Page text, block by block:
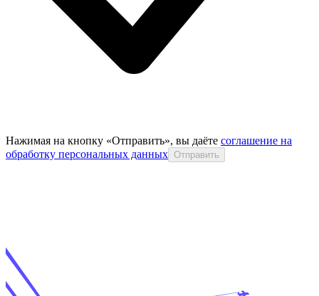
Нажимая на кнопку «Отправить», вы даёте соглашение на
обработку персональных данных Отправить